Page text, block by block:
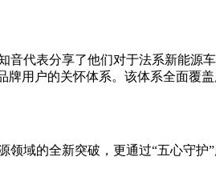
音代表分享了他们对于法系新能源
牌用户的关怀体系。该体系全面覆
领域的全新突破，更通过“五心守护